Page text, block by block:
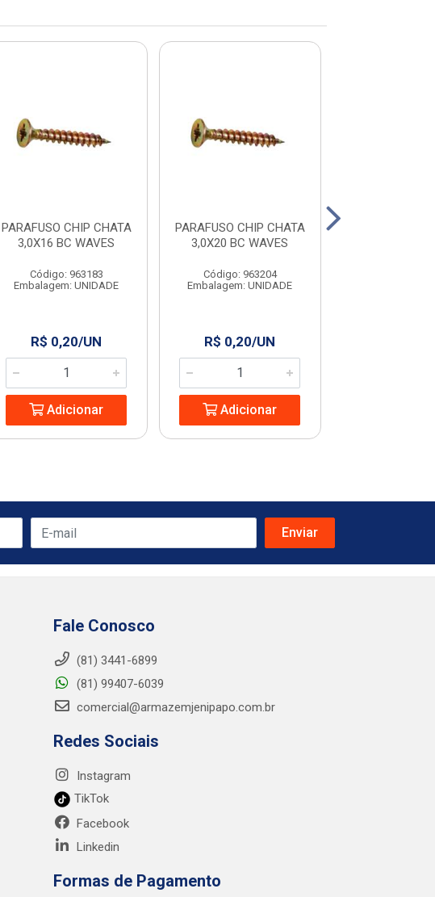
PARAFUSO CHIP CHATA
3,0X16 BC WAVES
Código: 963183
Embalagem: UNIDADE
R$ 0,20/UN
Adicionar
PARAFUSO CHIP CHATA
3,0X20 BC WAVES
Código: 963204
Embalagem: UNIDADE
R$ 0,20/UN
Adicionar
Fale Conosco
(81) 3441-6899
(81) 99407-6039
comercial@armazemjenipapo.com.br
Redes Sociais
Instagram
TikTok
Facebook
Linkedin
Formas de Pagamento